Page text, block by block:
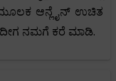
ಮೂಲಕ ಆನ್ಲೈನ್ ಉಚಿತ
ನಮಗೆ ಕರೆ ಮಾಡಿ.